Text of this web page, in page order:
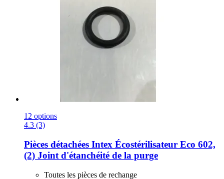
12 options
4.3 (3)
Pièces détachées Intex Écostérilisateur Eco 602,
(2) Joint d'étanchéité de la purge
Toutes les pièces de rechange